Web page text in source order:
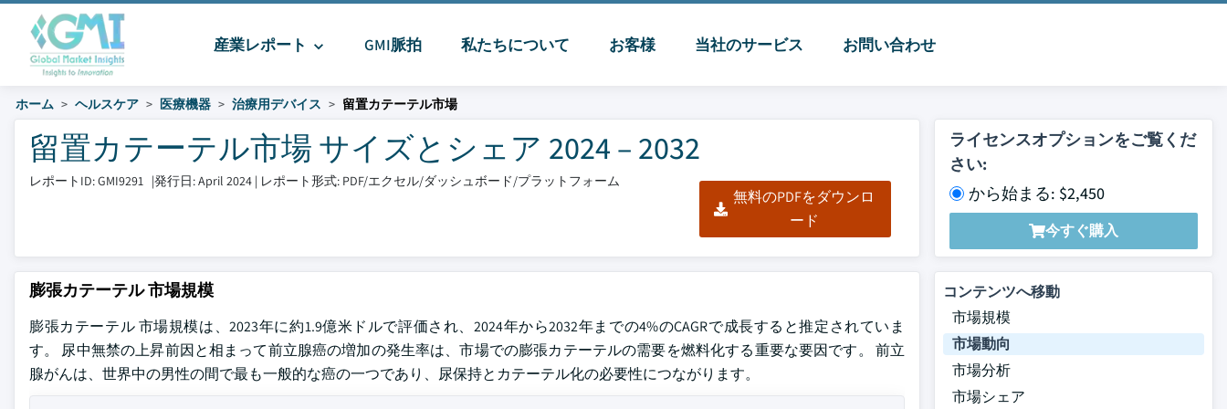
産業レポート GMI脈拍 私たちについて お客様 当社のサービス お問い合わせ
ホーム ヘルスケア 医療機器 治療用デバイス 留置カテーテル市場
留置カテーテル市場 サイズとシェア 2024 – 2032
レポートID: GMI9291 |発行日: April 2024 | レポート形式: PDF/エクセル/ダッシュボード/プラットフォーム
無料のPDFをダウンロ
ード
ライセンスオプションをご覧くだ
さい:
から始まる: $2,450
今すぐ購入
膨張カテーテル 市場規模
膨張カテーテル 市場規模は、2023年に約1.9億米ドルで評価され、2024年から2032年までの4%のCAGRで成長すると推定されていま
す。 尿中無禁の上昇前因と相まって前立腺癌の増加の発生率は、市場での膨張カテーテルの需要を燃料化する重要な要因です。 前立
腺がんは、世界中の男性の間で最も一般的な癌の一つであり、尿保持とカテーテル化の必要性につながります。
コンテンツへ移動
市場規模
市場動向
市場分析
市場シェア